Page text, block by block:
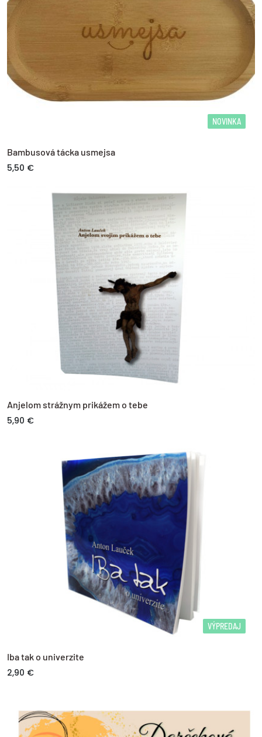
NOVINKA
Bambusová tácka usmejsa
5,50 €
Anjelom strážnym prikážem o tebe
5,90 €
VÝPREDAJ
Iba tak o univerzite
2,90 €